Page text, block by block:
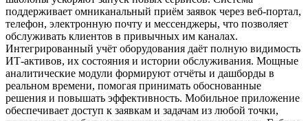
поддерживает омниканальный приём заявок через веб‑портал,
телефон, электронную почту и мессенджеры, что позволяет
обслуживать клиентов в привычных им каналах.
Интегрированный учёт оборудования даёт полную видимость
ИТ‑активов, их состояния и истории обслуживания. Мощные
аналитические модули формируют отчёты и дашборды в
реальном времени, помогая принимать обоснованные
решения и повышать эффективность. Мобильное приложение
обеспечивает доступ к заявкам и задачам из любой точки,